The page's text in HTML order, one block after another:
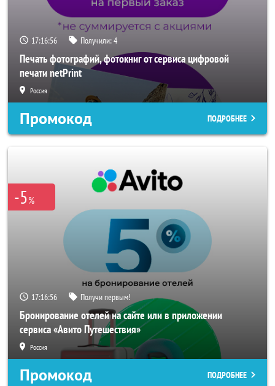
17:16:55 Получили:4
Печать фотографий, фотокниг от сервиса цифровой
печати netPrint
Россия
Промокод ПОДРОБНЕЕ
-5%
17:16:55 Получи первым!
Бронирование отелей на сайте или в приложении
сервиса «Авито Путешествия»
Россия
Промокод ПОДРОБНЕЕ